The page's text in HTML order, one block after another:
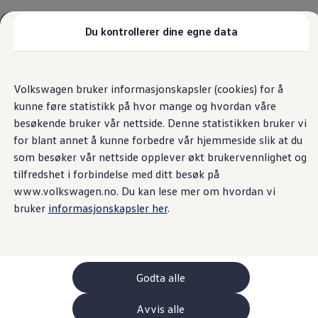
Du kontrollerer dine egne data
Volkswagen bruker informasjonskapsler (cookies) for å
kunne føre statistikk på hvor mange og hvordan våre
besøkende bruker vår nettside. Denne statistikken bruker vi
for blant annet å kunne forbedre vår hjemmeside slik at du
som besøker vår nettside opplever økt brukervennlighet og
tilfredshet i forbindelse med ditt besøk på
www.volkswagen.no. Du kan lese mer om hvordan vi
bruker informasjonskapsler her.
Godta alle
Avvis alle
hovedinnhold
til
footer
Tilbehør
ID. Buzz GTX Lang Varebil
Kampanjer
ID. Polo
ID.3
ID.3 Neo
ID.4
ID.7 Tourer
Våre varebiler
Prislister
Kampanjer
ID. Buzz Cargo
Lastsikring
Billån
Bilforsikring
Varebiler med firehjulstrekk
Proff leasing
MinVolkswagen